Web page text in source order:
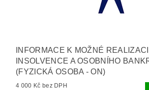
INFORMACE K MOŽNÉ REALIZACI
INSOLVENCE A OSOBNÍHO
(FYZICKÁ OSOBA - ON)
4 000 Kč bez DPH